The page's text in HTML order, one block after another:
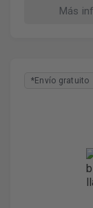
Más
*Envío gratuito